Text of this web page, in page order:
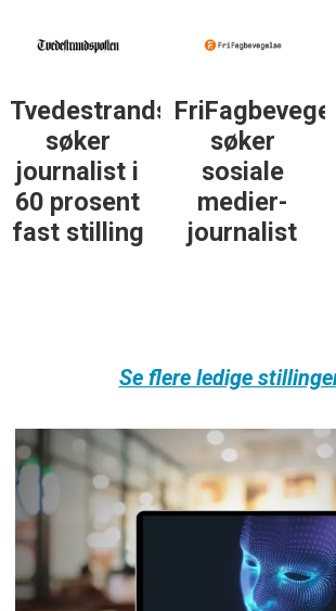
Tvedestrandsposten
søker
journalist i
60 prosent
fast stilling
søker
sosiale
medier-
journalist
Se flere ledige